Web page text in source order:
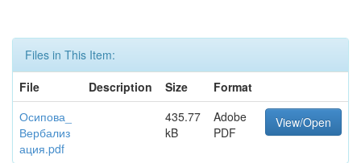
Files in This Item:
File
Description Size
Format
Осипова_
Вербализ
ация.pdf
435.77
kB
Adobe
PDF
View/Open